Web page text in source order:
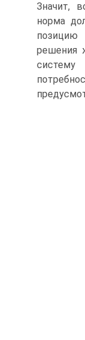
Значит,
норма
решения